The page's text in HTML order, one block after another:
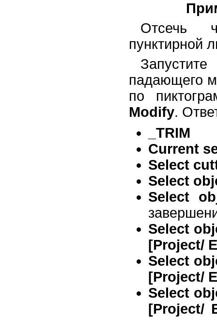
Отсечь
пунктирной
падающего
по
Modify.
_TRIM
Current
Select
Select
Select
Select
[Project/
Select
[Project/
Select
[Project/